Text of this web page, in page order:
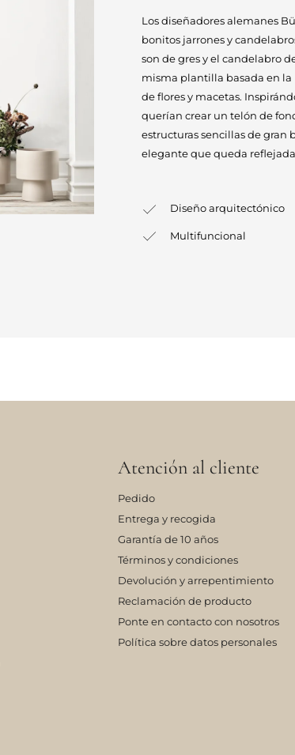
Los diseñadores alemanes
bonitos jarrones y
son de gres y el candelabro
misma plantilla basada en
de flores y macetas.
querían crear un telón de
estructuras sencillas de gran
elegante que queda
Diseño arquitectónico
Multifuncional
Atención al cliente
Pedido
Entrega y recogida
Garantía de 10 años
Términos y condiciones
Devolución y arrepentimiento
Reclamación de producto
Ponte en contacto con nosotros
Política sobre datos personales